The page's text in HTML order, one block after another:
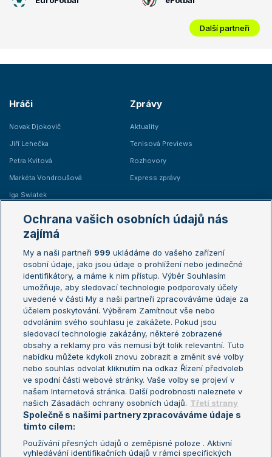
Další partneři
Hráči
Novak Djokovič
Jiří Lehečka
Petra Kvitová
Markéta Vondroušová
Iga Swiatek
Zprávy
Aktuality
Tenisová Previews
Rozhovory
Express zprávy
Žebříčky
Žebříček ATP (muži)
Žebříček WTA (ženy)
Sázkařský žebříček
Australian Open
French Open
Wimbledon
US Open
Turnaj mistrů
Turnaj mistryň
Aktualní trendy
Fotbalové přestupy
Livesport Daily
LS Prague Open
Ochrana vašich osobních údajů nás
zajímá
My a naši partneři 999 ukládáme do vašeho zařízení
osobní údaje, jako jsou údaje o prohlížení nebo jedinečné
identifikátory, a máme k nim přístup. Výběr Souhlasím
umožňuje, aby sledovací technologie podporovaly účely
uvedené v části My a naši partneři zpracováváme údaje za
účelem poskytování. Výběrem Zamítnout vše nebo
odvoláním svého souhlasu je zakážete. Pokud jsou
sledovací technologie zakázány, některé zobrazené
obsahy a reklamy pro vás nemusí být tolik relevantní. Tuto
nabídku můžete kdykoli znovu zobrazit a změnit své volby
nebo souhlas odvolat kliknutím na odkaz Řízení předvoleb
ve spodní části webové stránky. Vaše volby se projeví v
našem Internetová stránka. Další podrobnosti naleznete v
našich Zásadách ochrany osobních údajů. Třetí strany
Společně s našimi partnery zpracováváme údaje s
tímto cílem:
Používání přesných údajů o zeměpisné poloze . Aktivní
vyhledávání identifikačních údajů v rámci specifických